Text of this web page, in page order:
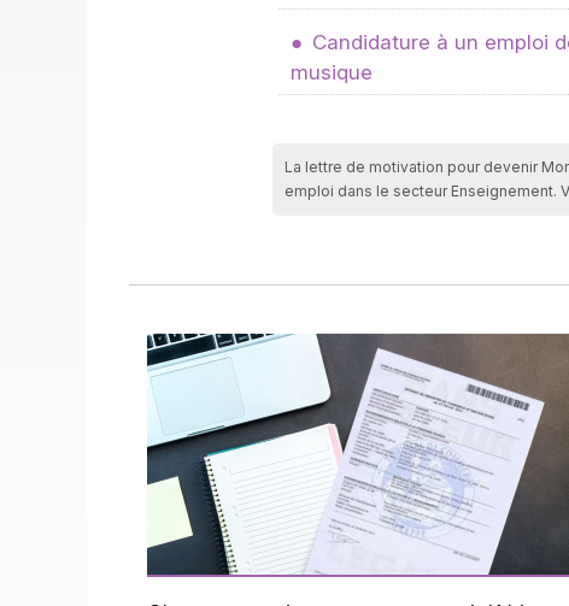
Candidature à un emploi
musique
La lettre de motivation pour devenir
emploi dans le secteur Enseignement.